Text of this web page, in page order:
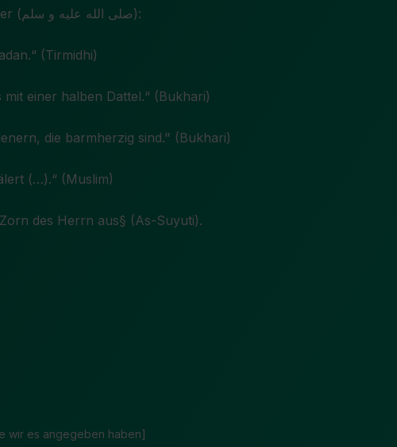
Monat Ramadan besonders viel, so sagt er (صلى الله عليه و سلم):
(Tirmidhi)
einer halben Dattel.“ (Bukhari)
die barmherzig sind." (Bukhari)
(…).“ (Muslim)
des Herrn aus§ (As-Suyuti).
wir es angegeben haben]